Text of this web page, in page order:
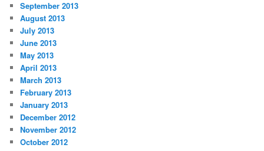
September 2013
August 2013
July 2013
June 2013
May 2013
April 2013
March 2013
February 2013
January 2013
December 2012
November 2012
October 2012